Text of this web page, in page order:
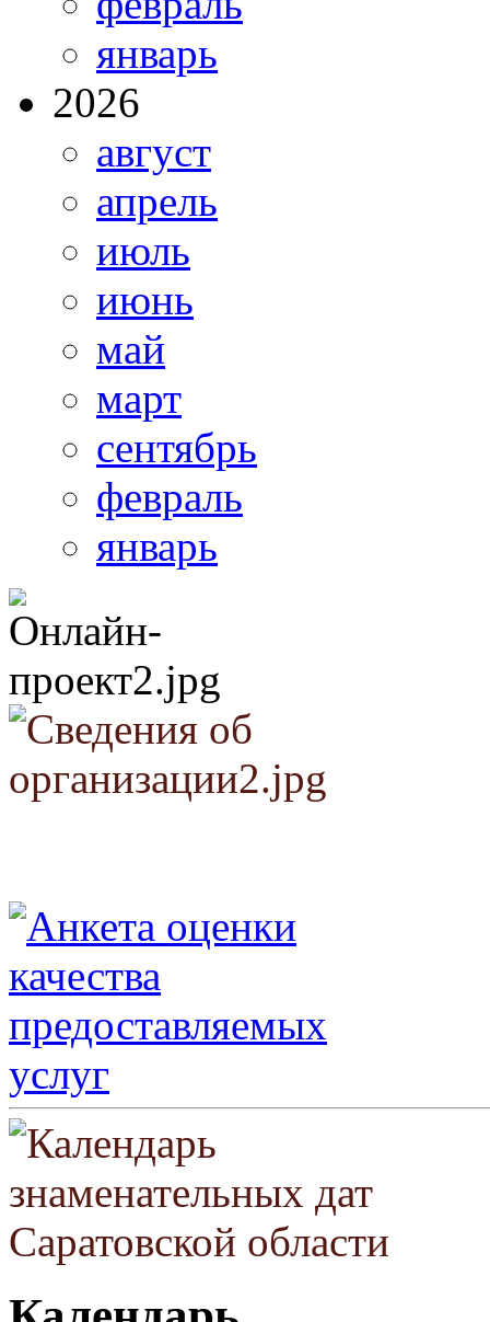
январь
2026
август
апрель
июль
июнь
май
март
сентябрь
февраль
январь